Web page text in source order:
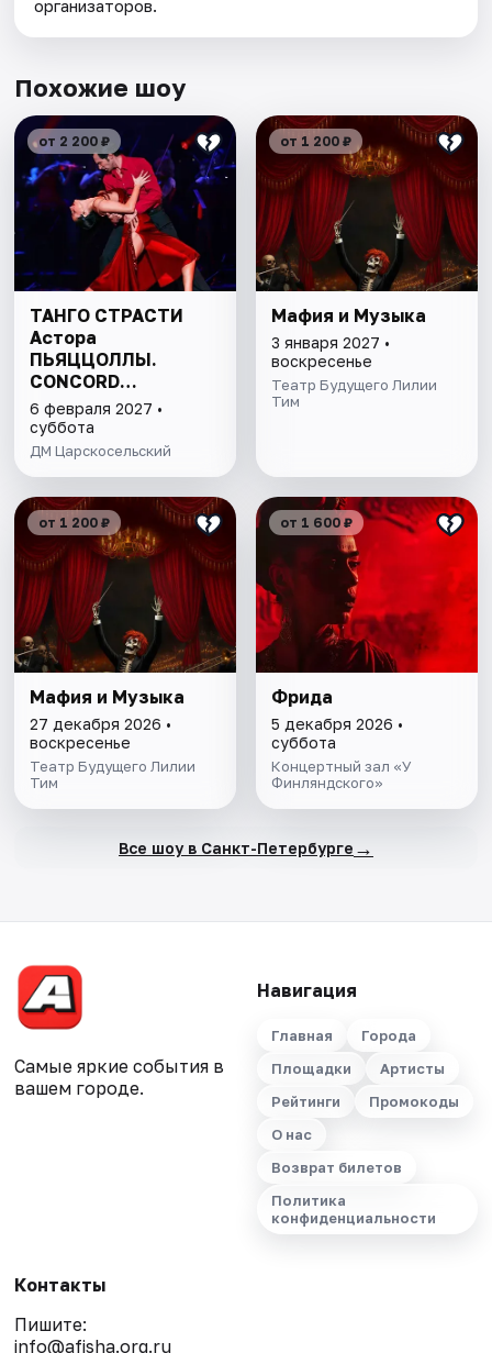
организаторов.
Похожие шоу
от 2 200 ₽
ТАНГО СТРАСТИ
Астора
ПЬЯЦЦОЛЛЫ.
CONCORD
ORCHESTRA
6 февраля 2027 •
суббота
ДМ Царскосельский
от 1 200 ₽
Мафия и Музыка
3 января 2027 •
воскресенье
Театр Будущего Лилии
Тим
от 1 200 ₽
Мафия и Музыка
27 декабря 2026 •
воскресенье
Театр Будущего Лилии
Тим
от 1 600 ₽
Фрида
5 декабря 2026 •
суббота
Концертный зал «У
Финляндского»
Все шоу в Санкт-Петербурге →
Самые яркие события в
вашем городе.
Навигация
Главная
Города
Площадки
Артисты
Рейтинги
Промокоды
О нас
Возврат билетов
Политика
конфиденциальности
Контакты
Пишите:
info@afisha.org.ru